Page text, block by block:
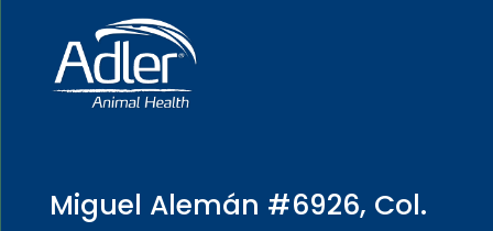
Miguel Alemán #6926, Col.